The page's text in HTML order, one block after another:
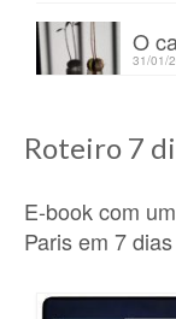
O
31/01/
Roteiro 7
E-book com
Paris em 7 dias